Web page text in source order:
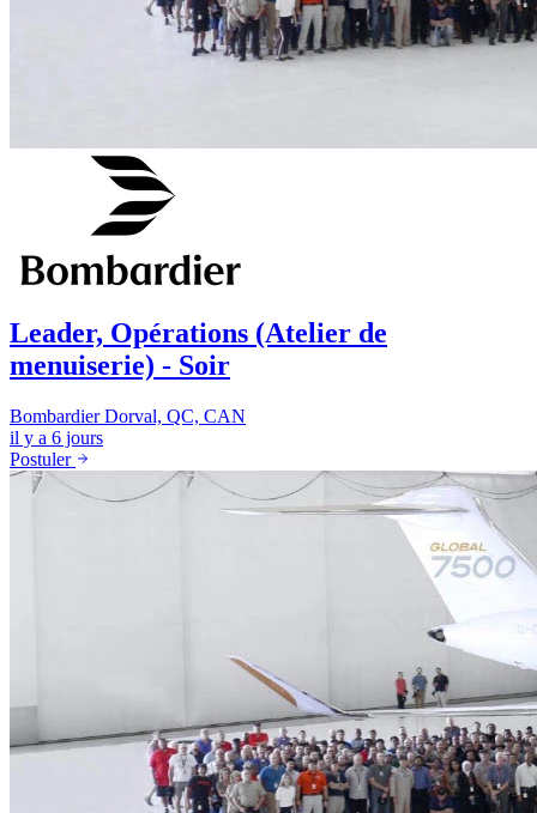
Leader, Opérations (Atelier de
menuiserie) - Soir
Bombardier Dorval, QC, CAN
il y a 6 jours
Postuler